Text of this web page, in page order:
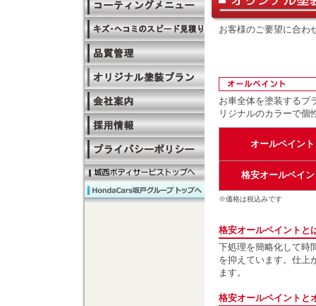
お客様のご要望に合わ
お車全体を塗装するプ
リジナルのカラーで個
オールペイント
格安オールペイ
※価格は税込みです
格安オールペイントと
下処理を簡略化して時
を抑えています。仕上
ます。
格安オールペイントと